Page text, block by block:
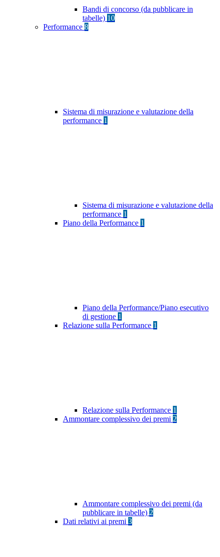
Bandi di concorso (da pubblicare in
tabelle) 10
Performance 8
Sistema di misurazione e valutazione della
performance 1
Sistema di misurazione e valutazione della
performance 1
Piano della Performance 1
Piano della Performance/Piano esecutivo
di gestione 1
Relazione sulla Performance 1
Relazione sulla Performance 1
Ammontare complessivo dei premi 2
Ammontare complessivo dei premi (da
pubblicare in tabelle) 2
Dati relativi ai premi 3